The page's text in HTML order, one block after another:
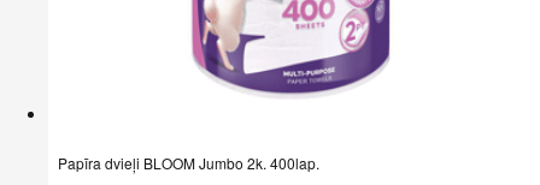
Papīra dvieļi BLOOM Jumbo 2k. 400lap.